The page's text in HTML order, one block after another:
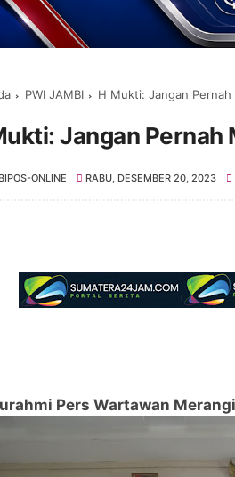
PWI JAMBI H Mukti: Jangan
Jangan
ONLINE RABU, DESEMBER 20, 2023
Pers Wartawan